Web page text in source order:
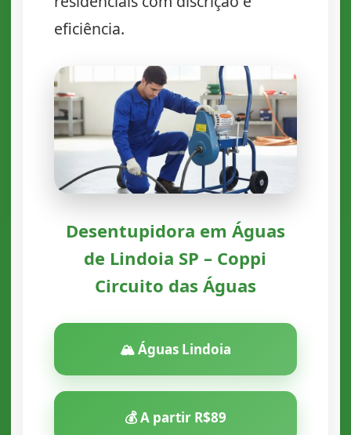
eficiência.
Desentupidora em Águas
de Lindoia SP – Coppi
Circuito das Águas
🏔️ Águas Lindoia
💰 A partir R$89